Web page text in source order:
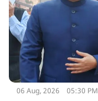
06 Aug, 2026 05:30 PM